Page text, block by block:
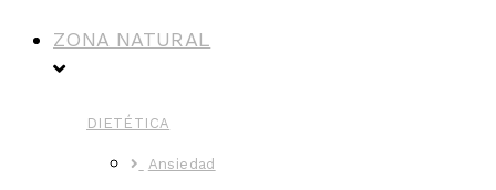
ZONA NATURAL
DIETÉTICA
Ansiedad